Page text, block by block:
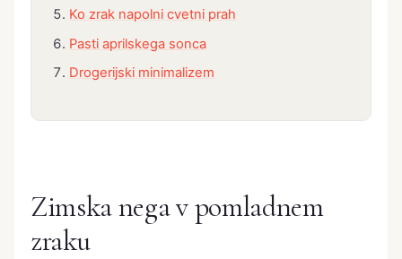
Ko zrak napolni cvetni prah
Pasti aprilskega sonca
Drogerijski minimalizem
Zimska nega v pomladnem
zraku